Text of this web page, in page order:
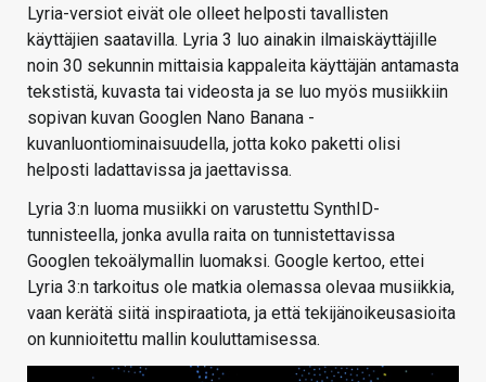
Lyria-versiot eivät ole olleet helposti tavallisten
käyttäjien saatavilla. Lyria 3 luo ainakin ilmaiskäyttäjille
noin 30 sekunnin mittaisia kappaleita käyttäjän antamasta
tekstistä, kuvasta tai videosta ja se luo myös musiikkiin
sopivan kuvan Googlen Nano Banana -
kuvanluontiominaisuudella, jotta koko paketti olisi
helposti ladattavissa ja jaettavissa.
Lyria 3:n luoma musiikki on varustettu SynthID-
tunnisteella, jonka avulla raita on tunnistettavissa
Googlen tekoälymallin luomaksi. Google kertoo, ettei
Lyria 3:n tarkoitus ole matkia olemassa olevaa musiikkia,
vaan kerätä siitä inspiraatiota, ja että tekijänoikeusasioita
on kunnioitettu mallin kouluttamisessa.